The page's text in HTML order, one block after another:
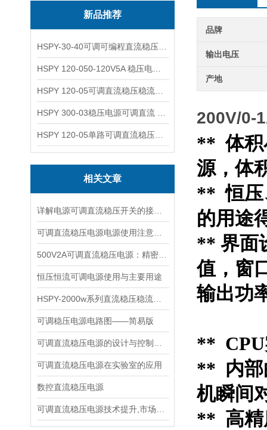
新品推荐
相关文章
恒压恒流可调电源使用与主要用途
可调稳压电源电路图——简易版
可调直流稳压电源在实验室的应用
数控直流稳压电源
品牌
输出电压
产地
200V/0-
** 体积
源，体
** 恒压
的用途
** 界面
值，窗
输出功
** CPU
** 内
机瞬间
** 高精